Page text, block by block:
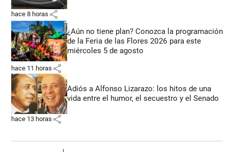
hace 8 horas share
¿Aún no tiene plan? Conozca la programación
de la Feria de las Flores 2026 para este
miércoles 5 de agosto
hace 11 horas share
Adiós a Alfonso Lizarazo: los hitos de una
vida entre el humor, el secuestro y el Senado
hace 13 horas share